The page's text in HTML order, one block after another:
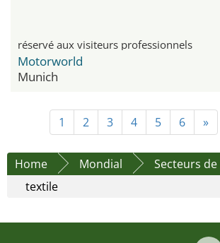
réservé aux visiteurs professionnels
Motorworld
Munich
1 2 3 4 5 6 »
Home Mondial
Secteurs
textile